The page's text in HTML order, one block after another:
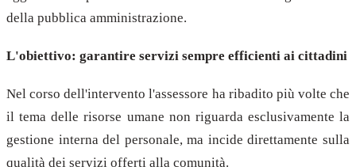
della pubblica amministrazione.
L'obiettivo: garantire servizi sempre efficienti ai cittadini
Nel corso dell'intervento l'assessore ha ribadito più volte che
il tema delle risorse umane non riguarda esclusivamente la
gestione interna del personale, ma incide direttamente sulla
qualità dei servizi offerti alla comunità.